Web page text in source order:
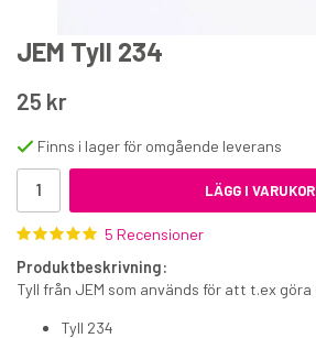
Tårtbricka masonit vit
€5.40
JEM Tyll 234
25 kr
Finns i lager för omgående leverans
LÄGG I
5 Recensioner
Produktbeskrivning:
Tyll från JEM som används för att t.ex
Tyll 234